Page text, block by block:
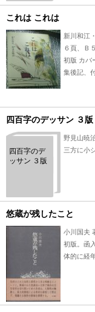
これは これは
新川和江
６頁、Ｂ
初版 カバ
集後記、
四百字のデッサン ３版
四百字のデ
ッサン ３版
野見山暁
三方に小
悠蔵が残したこと
小川国夫
初版。函
体的に経